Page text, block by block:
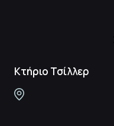
Κτήριο Τσίλλερ